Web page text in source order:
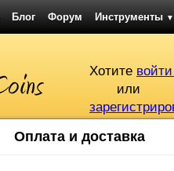
Блог Форум Инструменты ▼
Хотите
или
Оплата и доставка